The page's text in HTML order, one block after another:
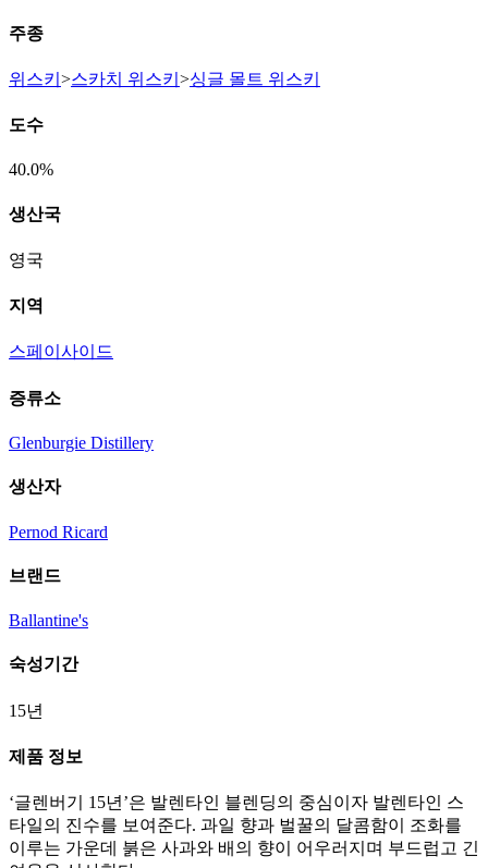
주종
위스키 >스카치 위스키 >싱글 몰트 위스키
도수
40.0%
생산국
영국
지역
스페이사이드
증류소
Glenburgie Distillery
생산자
Pernod Ricard
브랜드
Ballantine's
숙성기간
15년
제품 정보
‘글렌버기 15년’은 발렌타인 블렌딩의 중심이자 발렌타인 스
타일의 진수를 보여준다. 과일 향과 벌꿀의 달콤함이 조화를
이루는 가운데 붉은 사과와 배의 향이 어우러지며 부드럽고 긴